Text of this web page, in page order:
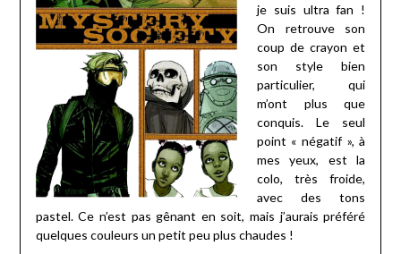
je suis ultra fan !
On retrouve son
coup de crayon et
son style bien
particulier, qui
m’ont plus que
conquis. Le seul
point « négatif », à
mes yeux, est la
colo, très froide,
avec des tons
pastel. Ce n’est pas gênant en soit, mais j’aurais préféré
quelques couleurs un petit peu plus chaudes !